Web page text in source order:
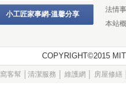
小工匠家事網-溫馨分享
法情
本站
COPYRIGHT©2015
窩客幫 清潔服務 維護網 房屋修繕